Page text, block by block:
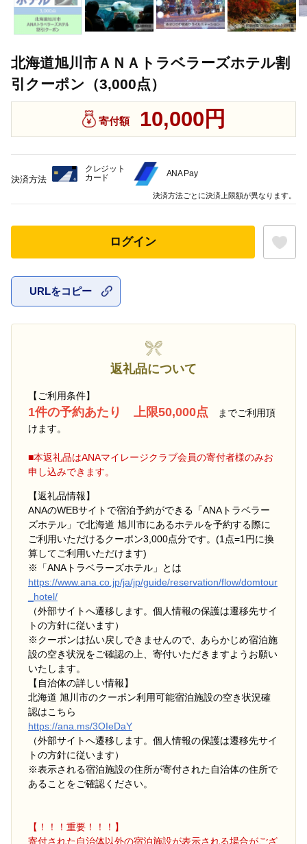
北海道旭川市ＡＮＡトラベラーズホテル割
引クーポン（3,000点）
寄付額 10,000円
ログイン
URLをコピー
返礼品について
【ご利用条件】
1件の予約あたり 上限50,000点
までご利用頂
けます。
■本返礼品はANAマイレージクラブ会員の寄付者様のみお
申し込みできます。
【返礼品情報】
ANAのWEBサイトで宿泊予約ができる「ANAトラベラー
ズホテル」で北海道 旭川市にあるホテルを予約する際に
ご利用いただけるクーポン3,000点分です。(1点=1円に換
算してご利用いただけます)
※「ANAトラベラーズホテル」とは
https://www.ana.co.jp/ja/jp/guide/reservation/flow/domtour
_hotel/
（外部サイトへ遷移します。個人情報の保護は遷移先サイ
トの方針に従います）
※クーポンは払い戻しできませんので、あらかじめ宿泊施
設の空き状況をご確認の上、寄付いただきますようお願い
いたします。
【自治体の詳しい情報】
北海道 旭川市のクーポン利用可能宿泊施設の空き状況確
認はこちら
https://ana.ms/3OIeDaY
（外部サイトへ遷移します。個人情報の保護は遷移先サイ
トの方針に従います）
※表示される宿泊施設の住所が寄付された自治体の住所で
あることをご確認ください。
【！！！重要！！！】
寄付された自治体以外の宿泊施設が表示される場合がござ
決済方法
クレジット
カード
ANA Pay
決済方法ごとに決済上限額が異なります。